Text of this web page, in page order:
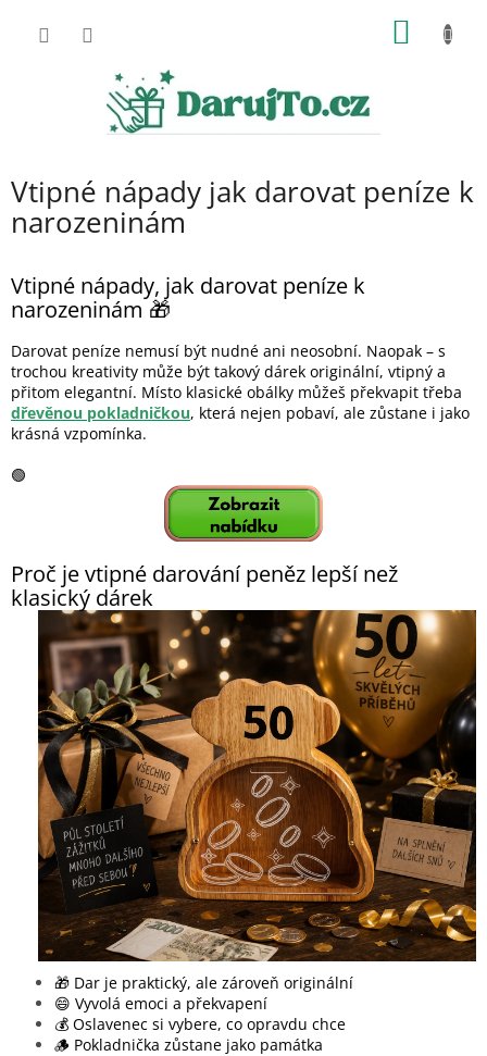
Vtipné nápady jak darovat peníze k
narozeninám
Vtipné nápady, jak darovat peníze k
narozeninám 🎁
Darovat peníze nemusí být nudné ani neosobní. Naopak – s
trochou kreativity může být takový dárek originální, vtipný a
přitom elegantní. Místo klasické obálky můžeš překvapit třeba
dřevěnou pokladničkou, která nejen pobaví, ale zůstane i jako
krásná vzpomínka.
🟢
Proč je vtipné darování peněz lepší než
klasický dárek
🎁 Dar je praktický, ale zároveň originální
😄 Vyvolá emoci a překvapení
💰 Oslavenec si vybere, co opravdu chce
🪵 Pokladnička zůstane jako památka